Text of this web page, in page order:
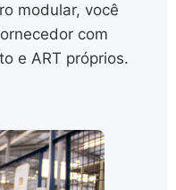
modular, você
com
e ART próprios.